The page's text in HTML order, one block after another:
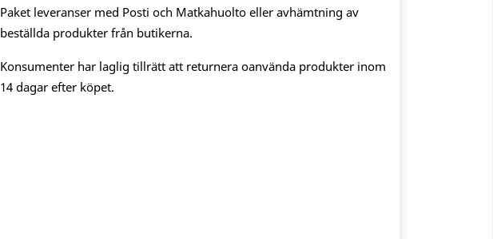
Paket leveranser med Posti och Matkahuolto eller avhämtning av
beställda produkter från butikerna.
Konsumenter har laglig tillrätt att returnera oanvända produkter inom
14 dagar efter köpet.